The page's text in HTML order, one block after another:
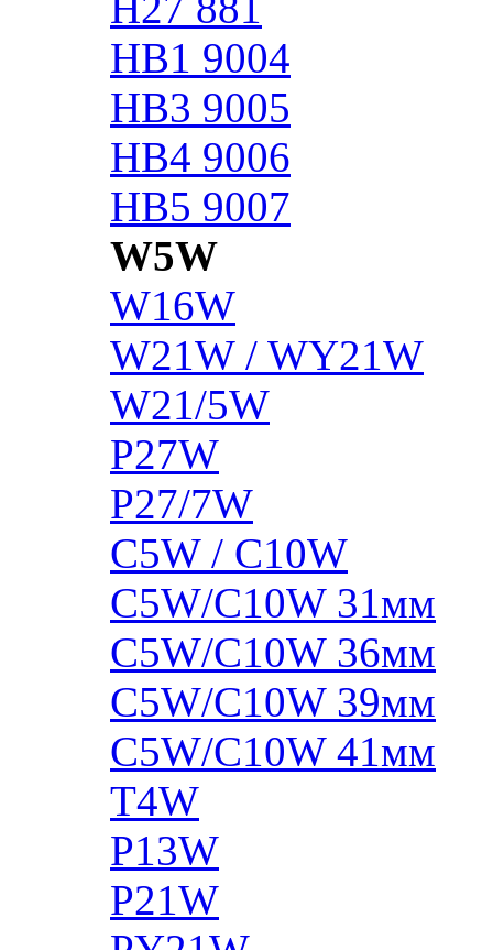
HB1 9004
HB3 9005
HB4 9006
HB5 9007
W5W
W16W
W21W / WY21W
W21/5W
P27W
P27/7W
C5W / C10W
C5W/C10W 31мм
C5W/C10W 36мм
C5W/C10W 39мм
C5W/C10W 41мм
T4W
P13W
P21W